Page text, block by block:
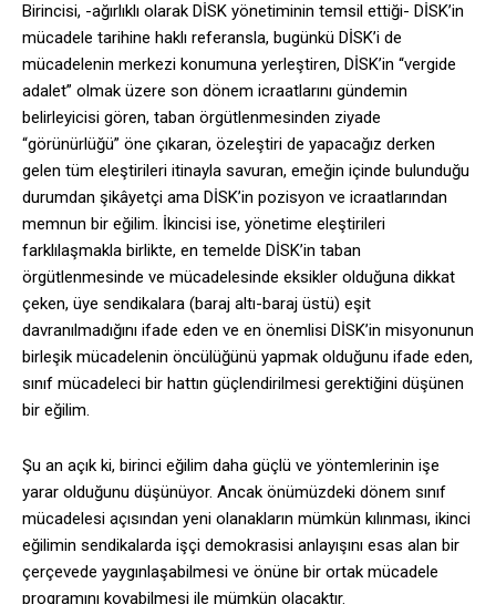
Birincisi, -ağırlıklı olarak DİSK yönetiminin temsil ettiği- DİSK’in
mücadele tarihine haklı referansla, bugünkü DİSK’i de
mücadelenin merkezi konumuna yerleştiren, DİSK’in “vergide
adalet” olmak üzere son dönem icraatlarını gündemin
belirleyicisi gören, taban örgütlenmesinden ziyade
“görünürlüğü” öne çıkaran, özeleştiri de yapacağız derken
gelen tüm eleştirileri itinayla savuran, emeğin içinde bulunduğu
durumdan şikâyetçi ama DİSK’in pozisyon ve icraatlarından
memnun bir eğilim. İkincisi ise, yönetime eleştirileri
farklılaşmakla birlikte, en temelde DİSK’in taban
örgütlenmesinde ve mücadelesinde eksikler olduğuna dikkat
çeken, üye sendikalara (baraj altı-baraj üstü) eşit
davranılmadığını ifade eden ve en önemlisi DİSK’in misyonunun
birleşik mücadelenin öncülüğünü yapmak olduğunu ifade eden,
sınıf mücadeleci bir hattın güçlendirilmesi gerektiğini düşünen
bir eğilim.
Şu an açık ki, birinci eğilim daha güçlü ve yöntemlerinin işe
yarar olduğunu düşünüyor. Ancak önümüzdeki dönem sınıf
mücadelesi açısından yeni olanakların mümkün kılınması, ikinci
eğilimin sendikalarda işçi demokrasisi anlayışını esas alan bir
çerçevede yaygınlaşabilmesi ve önüne bir ortak mücadele
programını koyabilmesi ile mümkün olacaktır.